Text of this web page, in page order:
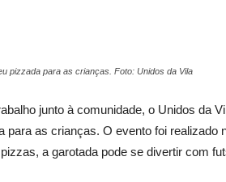
pizzada para as crianças. Foto: Unidos da Vila
junto à comunidade, o Unidos da
para as crianças. O evento foi realizado
a garotada pode se divertir com